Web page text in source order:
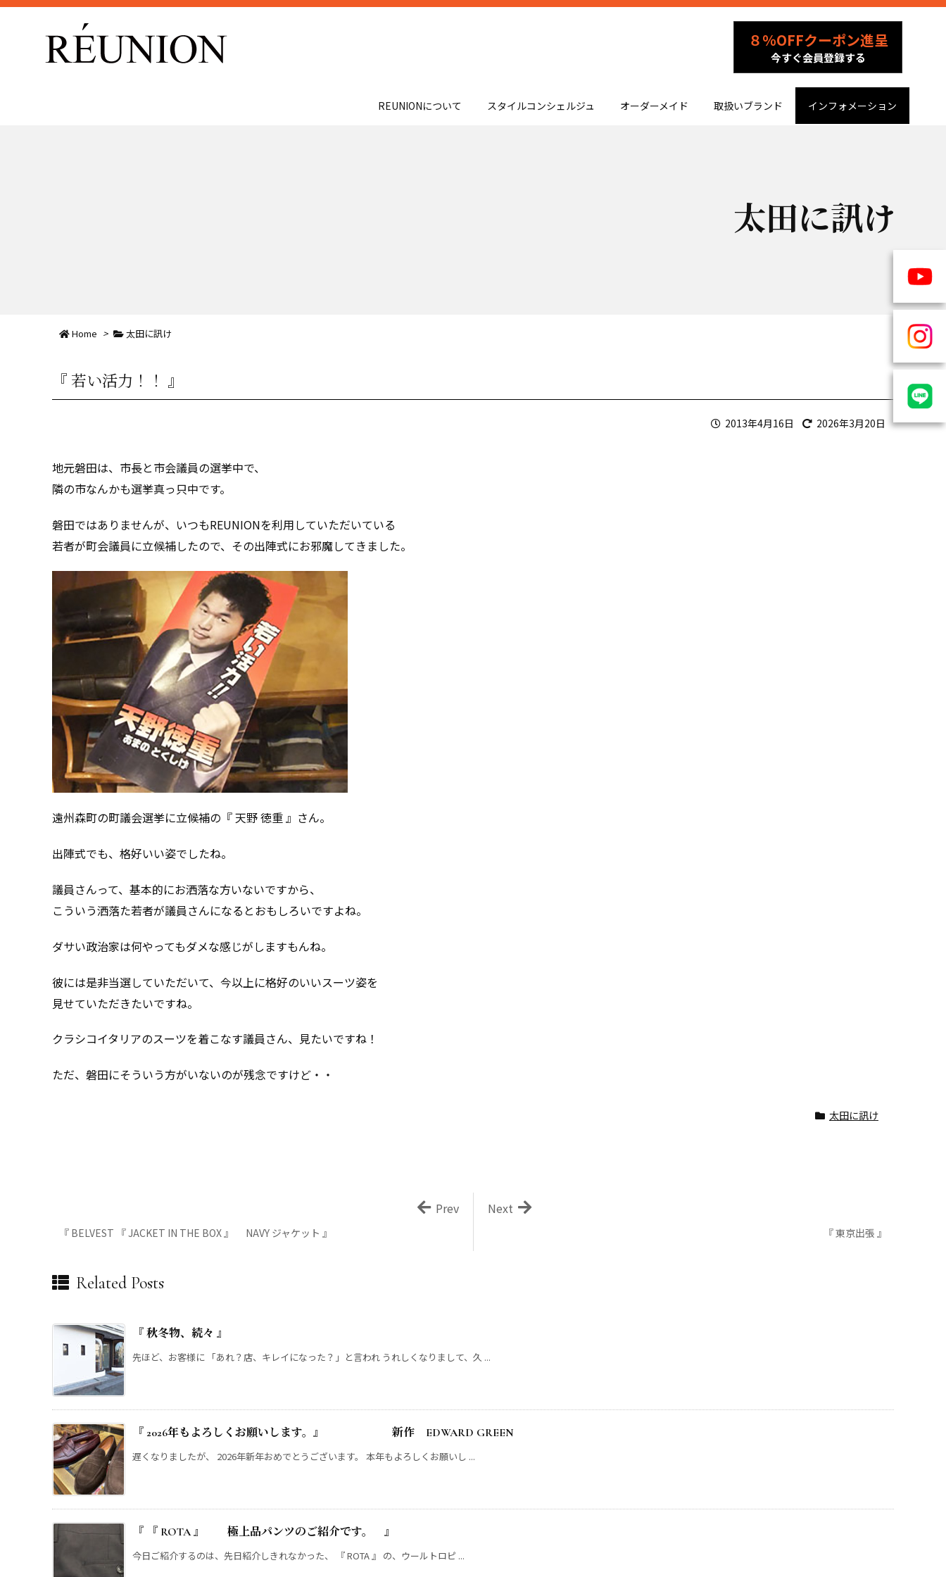
８％OFFクーポン進呈
今すぐ会員登録する
REUNIONについて スタイルコンシェルジュ オーダーメイド 取扱いブランド インフォメーション
太田に訊け
Home > 太田に訊け
『 若い活力！！ 』
2013年4月16日 2026年3月20日
地元磐田は、市長と市会議員の選挙中で、
隣の市なんかも選挙真っ只中です。
磐田ではありませんが、いつもREUNIONを利用していただいている
若者が町会議員に立候補したので、その出陣式にお邪魔してきました。
遠州森町の町議会選挙に立候補の『 天野 徳重 』さん。
出陣式でも、格好いい姿でしたね。
議員さんって、基本的にお洒落な方いないですから、
こういう洒落た若者が議員さんになるとおもしろいですよね。
ダサい政治家は何やってもダメな感じがしますもんね。
彼には是非当選していただいて、今以上に格好のいいスーツ姿を
見せていただきたいですね。
クラシコイタリアのスーツを着こなす議員さん、見たいですね！
ただ、磐田にそういう方がいないのが残念ですけど・・
太田に訊け
『 東京出張 』
Next
『 BELVEST 『 JACKET IN THE BOX 』 NAVY ジャケット 』
Prev
Related Posts
『 秋冬物、続々 』
先ほど、お客様に 「あれ？店、キレイになった？」と言われ うれしくなりまして、久 ...
『 2026年もよろしくお願いします。』 新作 EDWARD GREEN
遅くなりましたが、 2026年新年おめでとうございます。 本年もよろしくお願いし ...
『 『 ROTA 』 極上品パンツのご紹介です。 』
今日ご紹介するのは、先日紹介しきれなかった、 『 ROTA 』 の、ウールトロピ ...